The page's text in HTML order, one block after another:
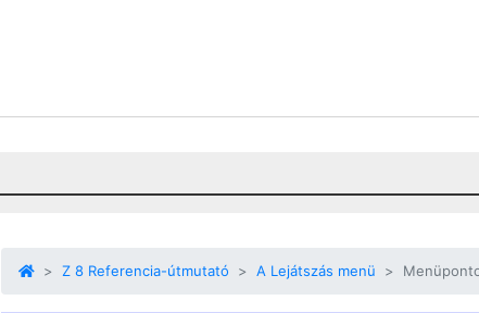
Z 8 Referencia-útmutató A Lejátszás menü